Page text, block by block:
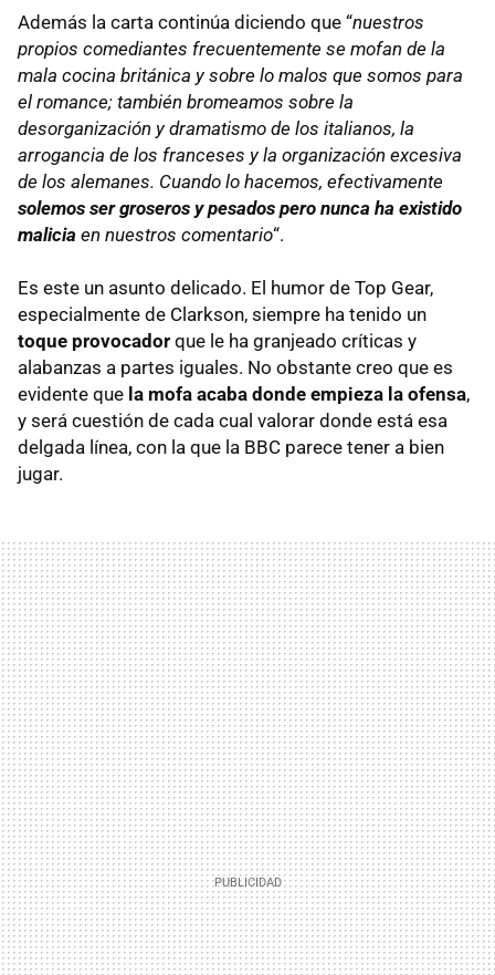
Además la carta continúa diciendo que “nuestros
propios comediantes frecuentemente se mofan de la
mala cocina británica y sobre lo malos que somos para
el romance; también bromeamos sobre la
desorganización y dramatismo de los italianos, la
arrogancia de los franceses y la organización excesiva
de los alemanes. Cuando lo hacemos, efectivamente
solemos ser groseros y pesados pero nunca ha existido
malicia en nuestros comentario“.
Es este un asunto delicado. El humor de Top Gear,
especialmente de Clarkson, siempre ha tenido un
toque provocador que le ha granjeado críticas y
alabanzas a partes iguales. No obstante creo que es
evidente que la mofa acaba donde empieza la ofensa,
y será cuestión de cada cual valorar donde está esa
delgada línea, con la que la BBC parece tener a bien
jugar.